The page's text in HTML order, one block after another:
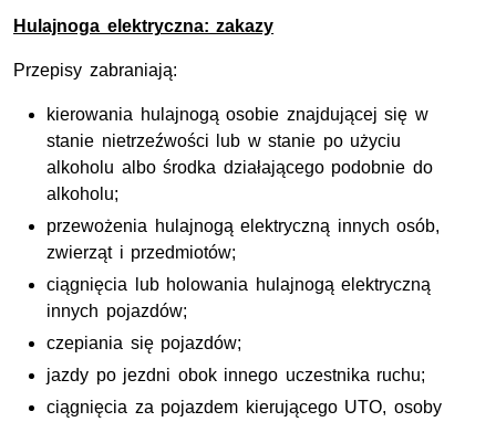
Hulajnoga elektryczna: zakazy
Przepisy zabraniają:
kierowania hulajnogą osobie znajdującej się w
stanie nietrzeźwości lub w stanie po użyciu
alkoholu albo środka działającego podobnie do
alkoholu;
przewożenia hulajnogą elektryczną innych osób,
zwierząt i przedmiotów;
ciągnięcia lub holowania hulajnogą elektryczną
innych pojazdów;
czepiania się pojazdów;
jazdy po jezdni obok innego uczestnika ruchu;
ciągnięcia za pojazdem kierującego UTO, osoby